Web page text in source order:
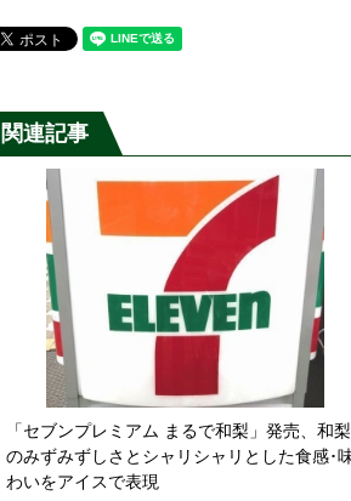
関連記事
「セブンプレミアム まるで和梨」発売、和梨
のみずみずしさとシャリシャリとした食感･
わいをアイスで表現